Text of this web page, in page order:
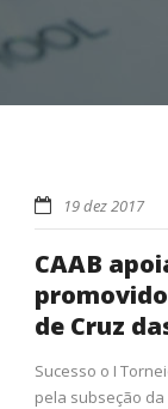
19 dez 2017
CAAB
de Cruz
Sucesso o I
pela subseção da